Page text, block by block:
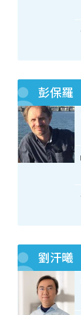
彭保羅
劉汗曦